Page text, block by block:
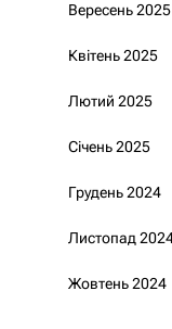
Вересень 2025
Квітень 2025
Лютий 2025
Січень 2025
Грудень 2024
Листопад
Жовтень 2024